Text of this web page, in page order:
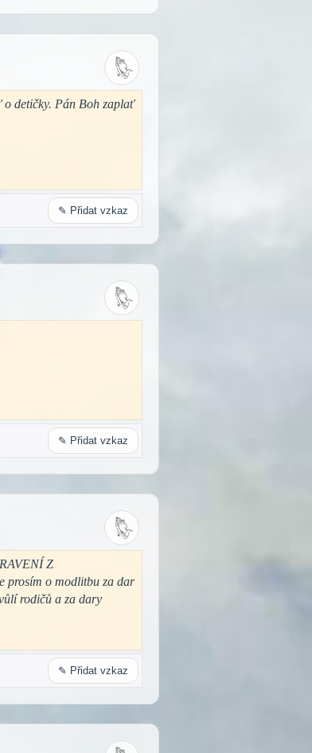
detičky. Pán Boh zaplať
✎ Přidat vzkaz
✎ Přidat vzkaz
Z
prosím o modlitbu za dar
rodičů a za dary
✎ Přidat vzkaz